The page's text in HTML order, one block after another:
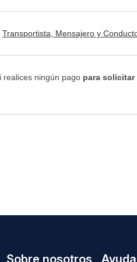
Transportista, Mensajero y
realices ningún pago para solicitar
Sobre nosotros Ayuda